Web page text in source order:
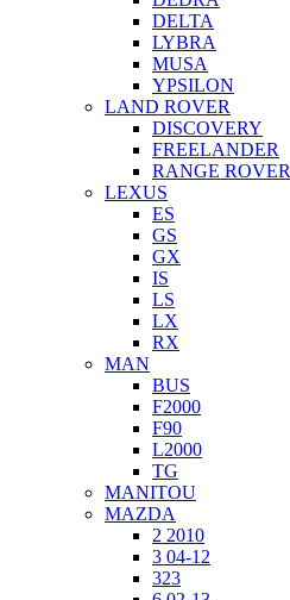
DELTA
LYBRA
MUSA
YPSILON
LAND ROVER
DISCOVERY
FREELANDER
RANGE ROVER
LEXUS
ES
GS
GX
IS
LS
LX
RX
MAN
BUS
F2000
F90
L2000
TG
MANITOU
MAZDA
2 2010
3 04-12
323